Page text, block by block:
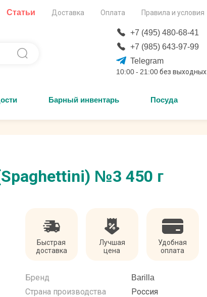
Статьи Доставка Оплата Правила и условия
+7 (495) 480-68-41
+7 (985) 643-97-99
Telegram
10:00 - 21:00 без выходных
Барный инвентарь Посуда
№3 450 г
Быстрая
доставка
Лучшая
цена
Удобная
оплата
Бренд
Barilla
Страна производства
Россия